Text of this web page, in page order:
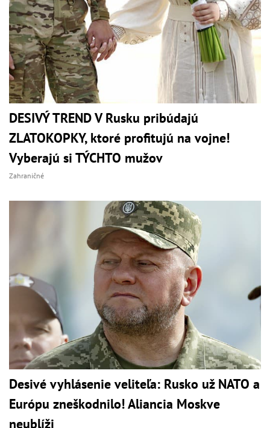
DESIVÝ TREND V Rusku pribúdajú
ZLATOKOPKY, ktoré profitujú na vojne!
Vyberajú si TÝCHTO mužov
Zahraničné
Desivé vyhlásenie veliteľa: Rusko už NATO a
Európu zneškodnilo! Aliancia Moskve
neublíži